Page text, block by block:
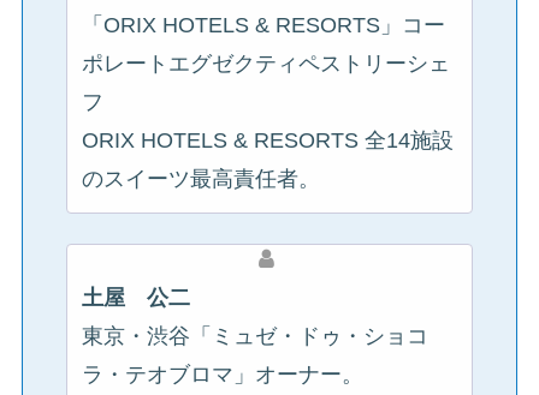
「ORIX HOTELS & RESORTS」コー
ポレートエグゼクティペストリーシェ
フ
ORIX HOTELS & RESORTS 全14施設
のスイーツ最高責任者。
土屋 公二
東京・渋谷「ミュゼ・ドゥ・ショコ
ラ・テオブロマ」オーナー。